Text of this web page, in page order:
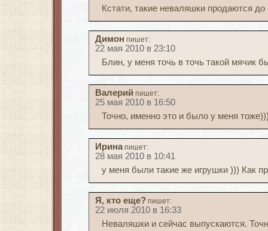
Кстати, такие неваляшки продаются до
Димон пишет:
22 мая 2010 в 23:10
Блин, у меня точь в точь такой мячик
Валерий пишет:
25 мая 2010 в 16:50
Точно, именно это и было у меня
Ирина пишет:
28 мая 2010 в 10:41
у меня были такие же игрушки ))) Как
Я, кто еще? пишет:
22 июля 2010 в 16:33
Неваляшки и сейчас выпускаются.